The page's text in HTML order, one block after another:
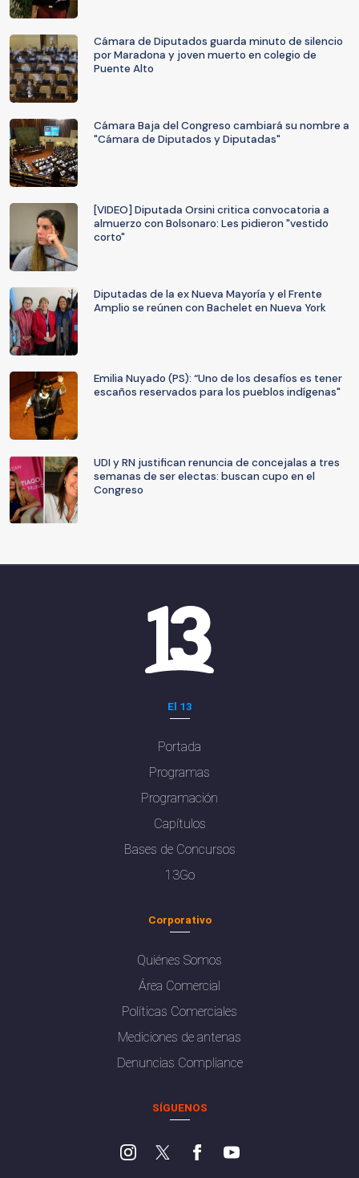
Cámara de Diputados guarda minuto de silencio
por Maradona y joven muerto en colegio de
Puente Alto
Cámara Baja del Congreso cambiará su nombre a
"Cámara de Diputados y Diputadas"
[VIDEO] Diputada Orsini critica convocatoria a
almuerzo con Bolsonaro: Les pidieron "vestido
corto"
Diputadas de la ex Nueva Mayoría y el Frente
Amplio se reúnen con Bachelet en Nueva York
Emilia Nuyado (PS): “Uno de los desafíos es tener
escaños reservados para los pueblos indígenas"
UDI y RN justifican renuncia de concejalas a tres
semanas de ser electas: buscan cupo en el
Congreso
El 13
Portada
Programas
Programación
Capítulos
Bases de Concursos
13Go
Corporativo
Quiénes Somos
Área Comercial
Políticas Comerciales
Mediciones de antenas
Denuncias Compliance
SÍGUENOS